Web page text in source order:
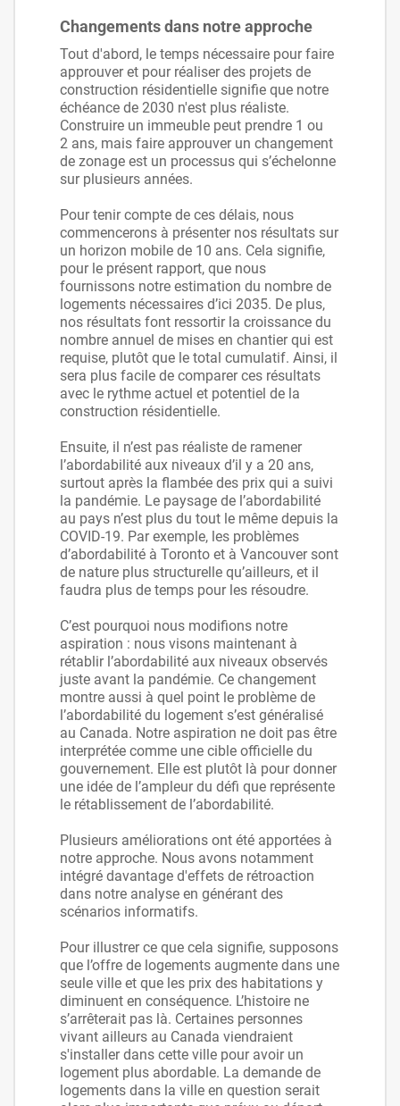
Changements dans notre approche
Tout d'abord, le temps nécessaire pour faire
approuver et pour réaliser des projets de
construction résidentielle signifie que notre
échéance de 2030 n'est plus réaliste.
Construire un immeuble peut prendre 1 ou
2 ans, mais faire approuver un changement
de zonage est un processus qui s’échelonne
sur plusieurs années.
Pour tenir compte de ces délais, nous
commencerons à présenter nos résultats sur
un horizon mobile de 10 ans. Cela signifie,
pour le présent rapport, que nous
fournissons notre estimation du nombre de
logements nécessaires d’ici 2035. De plus,
nos résultats font ressortir la croissance du
nombre annuel de mises en chantier qui est
requise, plutôt que le total cumulatif. Ainsi, il
sera plus facile de comparer ces résultats
avec le rythme actuel et potentiel de la
construction résidentielle.
Ensuite, il n’est pas réaliste de ramener
l’abordabilité aux niveaux d’il y a 20 ans,
surtout après la flambée des prix qui a suivi
la pandémie. Le paysage de l’abordabilité
au pays n’est plus du tout le même depuis la
COVID-19. Par exemple, les problèmes
d’abordabilité à Toronto et à Vancouver sont
de nature plus structurelle qu’ailleurs, et il
faudra plus de temps pour les résoudre.
C’est pourquoi nous modifions notre
aspiration : nous visons maintenant à
rétablir l’abordabilité aux niveaux observés
juste avant la pandémie. Ce changement
montre aussi à quel point le problème de
l’abordabilité du logement s’est généralisé
au Canada. Notre aspiration ne doit pas être
interprétée comme une cible officielle du
gouvernement. Elle est plutôt là pour donner
une idée de l’ampleur du défi que représente
le rétablissement de l’abordabilité.
Plusieurs améliorations ont été apportées à
notre approche. Nous avons notamment
intégré davantage d'effets de rétroaction
dans notre analyse en générant des
scénarios informatifs.
Pour illustrer ce que cela signifie, supposons
que l’offre de logements augmente dans une
seule ville et que les prix des habitations y
diminuent en conséquence. L’histoire ne
s’arrêterait pas là. Certaines personnes
vivant ailleurs au Canada viendraient
s'installer dans cette ville pour avoir un
logement plus abordable. La demande de
logements dans la ville en question serait